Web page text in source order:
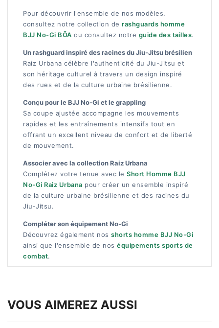
Pour découvrir l'ensemble de nos modèles,
consultez notre collection de rashguards homme
BJJ No-Gi BŌA ou consultez notre guide des tailles.
Un rashguard inspiré des racines du Jiu-Jitsu brésilien
Raiz Urbana célèbre l'authenticité du Jiu-Jitsu et
son héritage culturel à travers un design inspiré
des rues et de la culture urbaine brésilienne.
Conçu pour le BJJ No-Gi et le grappling
Sa coupe ajustée accompagne les mouvements
rapides et les entraînements intensifs tout en
offrant un excellent niveau de confort et de liberté
de mouvement.
Associer avec la collection Raiz Urbana
Complétez votre tenue avec le Short Homme BJJ
No-Gi Raiz Urbana pour créer un ensemble inspiré
de la culture urbaine brésilienne et des racines du
Jiu-Jitsu.
Compléter son équipement No-Gi
Découvrez également nos shorts homme BJJ No-Gi
ainsi que l'ensemble de nos équipements sports de
combat.
VOUS AIMEREZ AUSSI